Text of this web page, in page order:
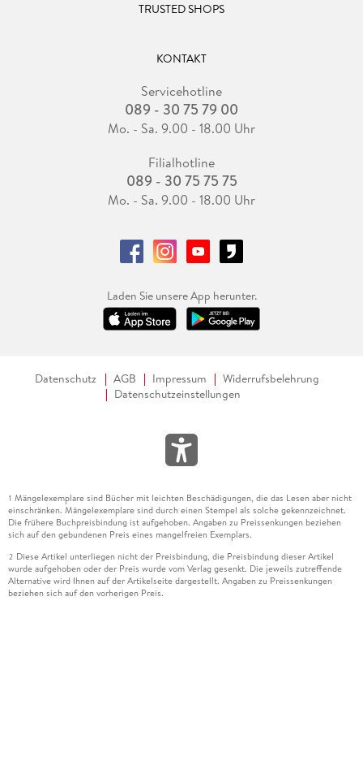
TRUSTED SHOPS
KONTAKT
Servicehotline
089 - 30 75 79 00
Mo. - Sa. 9.00 - 18.00 Uhr
Filialhotline
089 - 30 75 75 75
Mo. - Sa. 9.00 - 18.00 Uhr
Laden Sie unsere App herunter.
Datenschutz AGB Impressum
Widerrufsbelehrung
Datenschutzeinstellungen
1 Mängelexemplare sind Bücher mit leichten Beschädigungen, die das Lesen aber nicht
einschränken. Mängelexemplare sind durch einen Stempel als solche gekennzeichnet.
Die frühere Buchpreisbindung ist aufgehoben. Angaben zu Preissenkungen beziehen
sich auf den gebundenen Preis eines mangelfreien Exemplars.
2 Diese Artikel unterliegen nicht der Preisbindung, die Preisbindung dieser Artikel
wurde aufgehoben oder der Preis wurde vom Verlag gesenkt. Die jeweils zutreffende
Alternative wird Ihnen auf der Artikelseite dargestellt. Angaben zu Preissenkungen
beziehen sich auf den vorherigen Preis.